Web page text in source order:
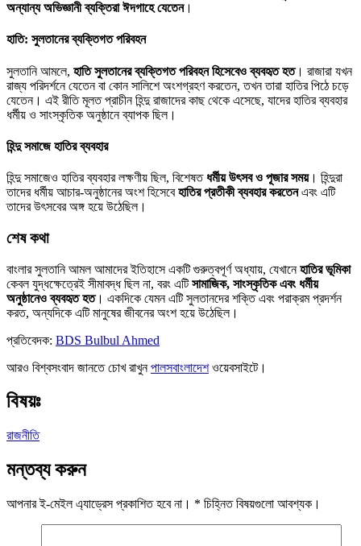
অন্যান্য অভিজ্ঞানী ব্যক্তিরা ঈদগাহে যেতেন।
হাতি: সুলতানের ব্যক্তিগত পরিবহন
সুলতানি আমলে, হাতি সুলতানের ব্যক্তিগত পরিবহন হিসেবেও ব্যবহৃত হত। রাজারা যখন
রাজ্য পরিদর্শনে যেতেন বা কোন সালিশে অংশগ্রহণ করতেন, তখন তারা হাতির পিঠে চড়ে
যেতেন। এই রীতি মূলত প্রাচীন হিন্দু রাজাদের কাছ থেকে এসেছে, যাদের হাতির ব্যবহার
ধর্মীয় ও সাংস্কৃতিক অনুষ্ঠানে ব্যাপক ছিল।
হিন্দু সমাজে হাতির ব্যবহার
হিন্দু সমাজেও হাতির ব্যবহার লক্ষণীয় ছিল, বিশেষতধর্মীয় উৎসব ও পূজার সময়। হিন্দুরা
তাদের ধর্মীয় আচার-অনুষ্ঠানের অংশ হিসেবেহাতির প্রতীকী ব্যবহার করতেনএবং এটি
তাদের উৎসবের অঙ্গ হয়ে উঠেছিল।
শেষ কথা
বাংলার সুলতানি আমল আমাদের ইতিহাসে একটি গুরুত্বপূর্ণ অধ্যায়, যেখানেহাতির ভূমিকা
কেবল যুদ্ধক্ষেত্রেই সীমাবদ্ধ ছিল না, বরং এটিসামাজিক, সাংস্কৃতিক এবং ধর্মীয়
অনুষ্ঠানেও ব্যবহৃত হত। একদিকে যেমন এটি সুলতানদের শক্তি এবং পরাক্রম প্রদর্শন
করত, অন্যদিকে এটি মানুষের জীবনের অংশ হয়ে উঠেছিল।
প্রতিবেদক: BDS Bulbul Ahmed
আরও বিশ্বসংবাদ জানতে চোখ রাখুনপালসবাংলাদেশওয়েবসাইটে।
বিষয়ঃ
রাজনীতি
মন্তব্য করুন
আপনার ই-মেইল এ্যাড্রেস প্রকাশিত হবে না। * চিহ্নিত বিষয়গুলো আবশ্যক।